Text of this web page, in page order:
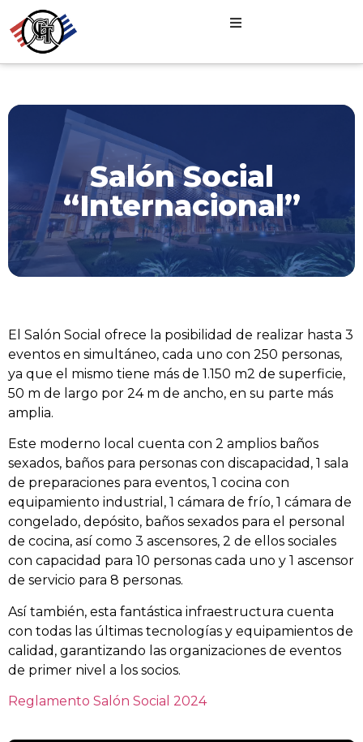
Salón Social
“Internacional”
El Salón Social ofrece la posibilidad de realizar hasta 3
eventos en simultáneo, cada uno con 250 personas,
ya que el mismo tiene más de 1.150 m2 de superficie,
50 m de largo por 24 m de ancho, en su parte más
amplia.
Este moderno local cuenta con 2 amplios baños
sexados, baños para personas con discapacidad, 1 sala
de preparaciones para eventos, 1 cocina con
equipamiento industrial, 1 cámara de frío, 1 cámara de
congelado, depósito, baños sexados para el personal
de cocina, así como 3 ascensores, 2 de ellos sociales
con capacidad para 10 personas cada uno y 1 ascensor
de servicio para 8 personas.
Así también, esta fantástica infraestructura cuenta
con todas las últimas tecnologías y equipamientos de
calidad, garantizando las organizaciones de eventos
de primer nivel a los socios.
Reglamento Salón Social 2024